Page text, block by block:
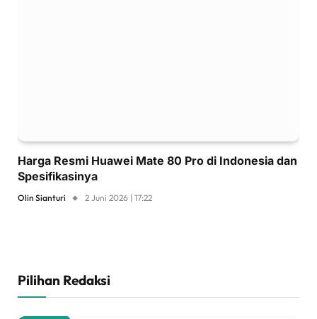
Harga Resmi Huawei Mate 80 Pro di Indonesia dan
Spesifikasinya
Olin Sianturi 2 Juni 2026 | 17:22
Pilihan Redaksi